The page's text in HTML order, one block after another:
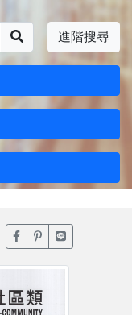
進階搜尋
臉書分享(另開新視窗)
噗浪分享(另開新
Line分享(另